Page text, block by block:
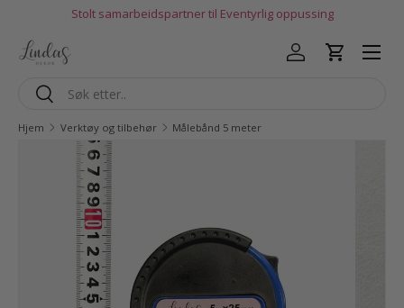
Hopp til innholdStolt samarbeidspartner til Eventyrlig oppussing
SøkSøk
Logg innHandlekurv
Hjem Verktøy og tilbehør Målebånd 5 meter
Gå til produktinfo